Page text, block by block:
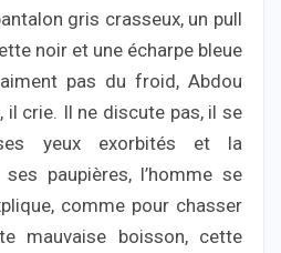
gris crasseux, un pull
noir et une écharpe bleue
pas du froid, Abdou
il crie. Il ne discute pas, il se
yeux exorbités et la
paupières, l’homme se
comme pour chasser
mauvaise boisson, cette